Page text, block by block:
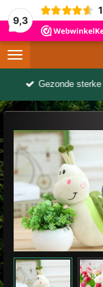
9,3
Gezonde